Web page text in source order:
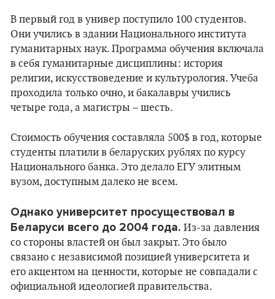
В первый год в универ поступило 100 студентов.
Они учились в здании Национального института
гуманитарных наук. Программа обучения включала
в себя гуманитарные дисциплины: история
религии, искусствоведение и культурология. Учеба
проходила только очно, и бакалавры учились
четыре года, а магистры – шесть.
Стоимость обучения составляла 500$ в год, которые
студенты платили в беларуских рублях по курсу
Национального банка. Это делало ЕГУ элитным
вузом, доступным далеко не всем.
Однако университет просуществовал в
Беларуси всего до 2004 года. Из-за давления
со стороны властей он был закрыт. Это было
связано с независимой позицией университета и
его акцентом на ценности, которые не совпадали с
официальной идеологией правительства.